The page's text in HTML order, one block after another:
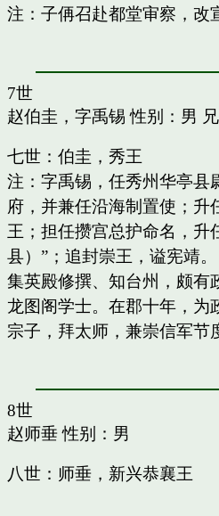
注：子侢召赴都堂审察，改
7世
赵伯圭，字禹锡 性别：男
七世：伯圭，秀王
注：字禹锡，任秀州华亭县
府，并兼任沿海制置使；升
王；担任攒宫总护命名，升
县）”；追封崇王，谥宪靖
集英殿修撰、知台州，颇有
龙图阁学士。在郡十年，为
宗子，拜太师，兼崇信军节
8世
赵师垂性别：男
八世：师垂，新兴恭襄王